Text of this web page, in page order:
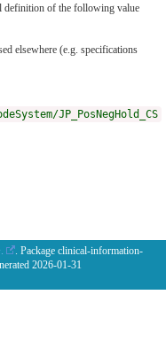
definition of the following value
elsewhere (e.g. specifications
JP_PosNegHold_CS
. Package clinical-information-
2026-01-31